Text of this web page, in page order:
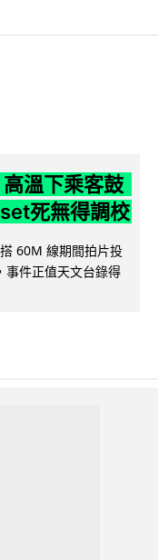
溫下乘客鼓
死無得調校
60M 線期間拍片投
事件正值天文台錄得